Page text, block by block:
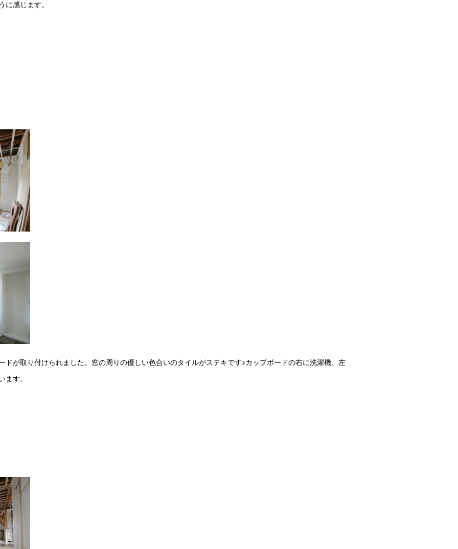
に感じます。
ドが取り付けられました。窓の周りの優しい色合いのタイルがステキです♪カップボードの右に洗濯機、左
ます。